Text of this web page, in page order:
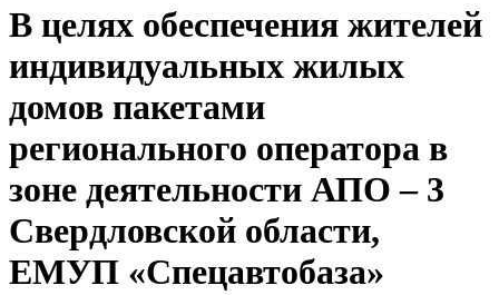
В целях обеспечения жителей
индивидуальных жилых
домов пакетами
регионального оператора в
зоне деятельности АПО – 3
Свердловской области,
ЕМУП «Спецавтобаза»